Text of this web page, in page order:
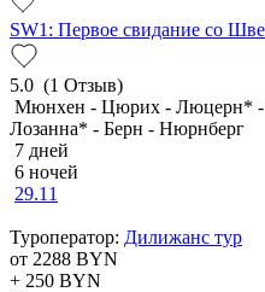
SW1: Первое свидание со
5.0 (1 Отзыв)
Мюнхен - Цюрих - Люцерн* -
Лозанна* - Берн - Нюрнберг
7 дней
6 ночей
29.11
Туроператор: Дилижанс тур
от 2288 BYN
+ 250 BYN